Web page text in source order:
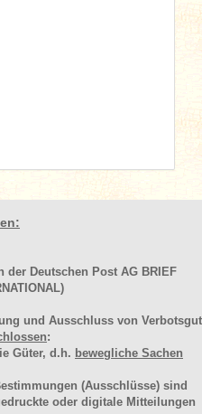
Deutschen Post AG BRIEF
und Ausschluss von Verbotsgut
:
Güter, d.h. bewegliche Sachen
(Ausschlüsse) sind
oder digitale Mitteilungen